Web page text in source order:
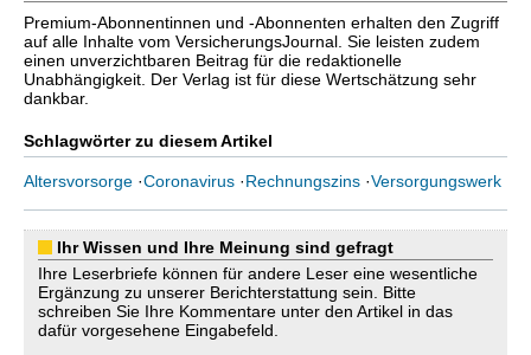
Premium-Abonnentinnen und -Abonnenten erhalten den Zugriff
auf alle Inhalte vom VersicherungsJournal. Sie leisten zudem
einen unverzichtbaren Beitrag für die redaktionelle
Unabhängigkeit. Der Verlag ist für diese Wertschätzung sehr
dankbar.
Schlagwörter zu diesem Artikel
Altersvorsorge ·Coronavirus ·Rechnungszins ·Versorgungswerk
Ihr Wissen und Ihre Meinung sind gefragt
Ihre Leserbriefe können für andere Leser eine wesentliche
Ergänzung zu unserer Berichterstattung sein. Bitte
schreiben Sie Ihre Kommentare unter den Artikel in das
dafür vorgesehene Eingabefeld.